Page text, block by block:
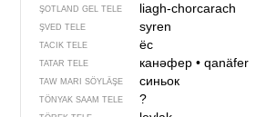
ŞOTLAND GEL TELE liagh-chorcarach
ŞVED TELE syren
TACIK TELE ёс
TATAR TELE канәфер• qanäfer
TAW MARI SÖYLÄŞE синьок
TÖNYAK SAAM TELE ?